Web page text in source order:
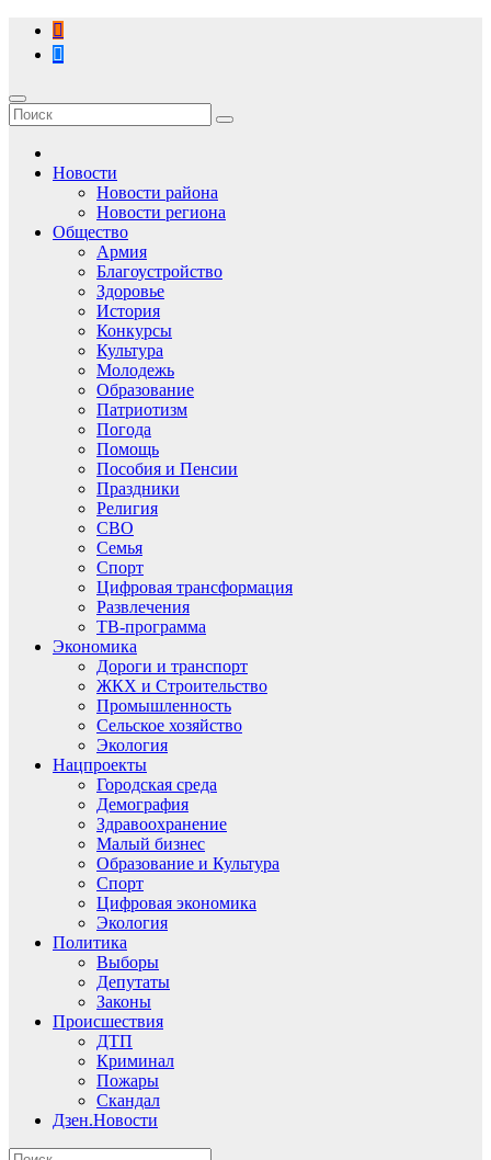
Перейти
содержимому
Новости
Новости района
Новости региона
Общество
Армия
Благоустройство
Здоровье
История
Конкурсы
Культура
Молодежь
Образование
Патриотизм
Погода
Помощь
Пособия и Пенсии
Праздники
Религия
СВО
Семья
Спорт
Цифровая трансформация
Развлечения
ТВ-программа
Экономика
Дороги и транспорт
ЖКХ и Строительство
Промышленность
Сельское хозяйство
Экология
Нацпроекты
Городская среда
Демография
Здравоохранение
Малый бизнес
Образование и Культура
Спорт
Цифровая экономика
Экология
Политика
Выборы
Депутаты
Законы
Происшествия
ДТП
Криминал
Пожары
Скандал
Дзен.Новости